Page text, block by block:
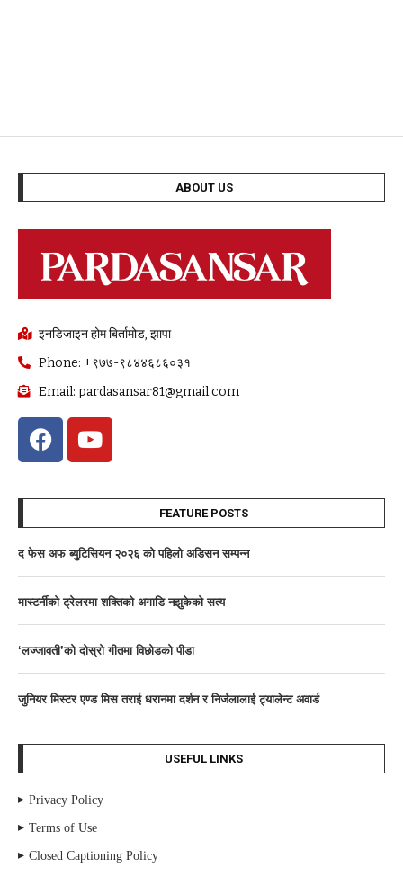
ABOUT US
इनडिजाइन होम बिर्तामोड, झापा
Phone: +९७७-९८४४६८६०३१
Email: pardasansar81@gmail.com
FEATURE POSTS
द फेस अफ ब्युटिसियन २०२६ काे पहिलाे अडिसन सम्पन्न
मास्टर्नीकाे ट्रेलरमा शक्तिकाे अगाडि नझुकेकाे सत्य
‘लज्जावती’को दाेस्राे गीतमा विछोडको पीडा
जुनियर मिस्टर एण्ड मिस तराई धरानमा दर्शन र निर्जलालाई ट्यालेन्ट अवार्ड
USEFUL LINKS
Privacy Policy
Terms of Use
Closed Captioning Policy